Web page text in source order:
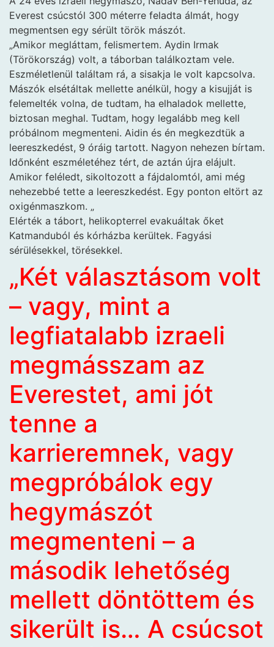
Everest csúcstól 300 méterre feladta álmát, hogy
megmentsen egy sérült török mászót.
„Amikor megláttam, felismertem. Aydin Irmak
(Törökország) volt, a táborban találkoztam vele.
Eszméletlenül találtam rá, a sisakja le volt kapcsolva.
Mászók elsétáltak mellette anélkül, hogy a kisujját is
felemelték volna, de tudtam, ha elhaladok mellette,
biztosan meghal. Tudtam, hogy legalább meg kell
próbálnom megmenteni. Aidin és én megkezdtük a
leereszkedést, 9 óráig tartott. Nagyon nehezen bírtam.
Időnként eszméletéhez tért, de aztán újra elájult.
Amikor feléledt, sikoltozott a fájdalomtól, ami még
nehezebbé tette a leereszkedést. Egy ponton eltört az
oxigénmaszkom. „
Elérték a tábort, helikopterrel evakuáltak őket
Katmanduból és kórházba kerültek. Fagyási
sérülésekkel, törésekkel.
„Két választásom volt
– vagy, mint a
legfiatalabb izraeli
megmásszam az
Everestet, ami jót
tenne a
karrieremnek, vagy
megpróbálok egy
hegymászót
megmenteni – a
második lehetőség
mellett döntöttem és
sikerült is… A csúcsot